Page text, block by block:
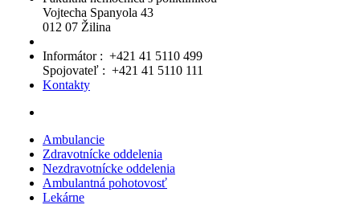
Vojtecha Spanyola 43
012 07 Žilina
Informátor : +421 41 5110 499
Spojovateľ : +421 41 5110 111
Kontakty
Ambulancie
Zdravotnícke oddelenia
Nezdravotnícke oddelenia
Ambulantná pohotovosť
Lekárne